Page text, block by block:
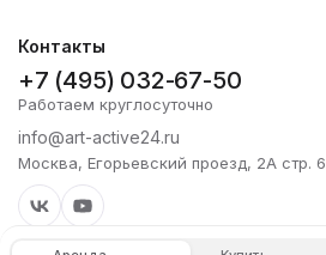
Контакты
+7 (495) 032-67-50
Работаем круглосуточно
info@art-active24.ru
Москва, Егорьевский проезд, 2А стр. 6